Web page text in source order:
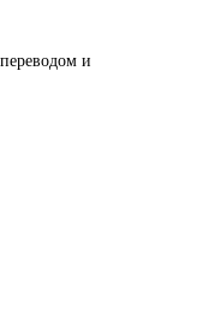
и